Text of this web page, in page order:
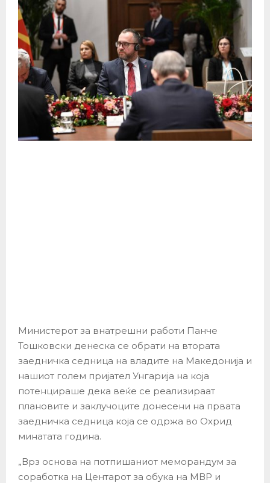
Министерот за внатрешни работи Панче
Тошковски денеска се обрати на втората
заедничка седница на владите на Македонија и
нашиот голем пријател Унгарија на која
потенцираше дека веќе се реализираат
плановите и заклучоците донесени на првата
заедничка седница која се одржа во Охрид
минатата година.
„Врз основа на потпишаниот меморандум за
соработка на Центарот за обука на МВР и